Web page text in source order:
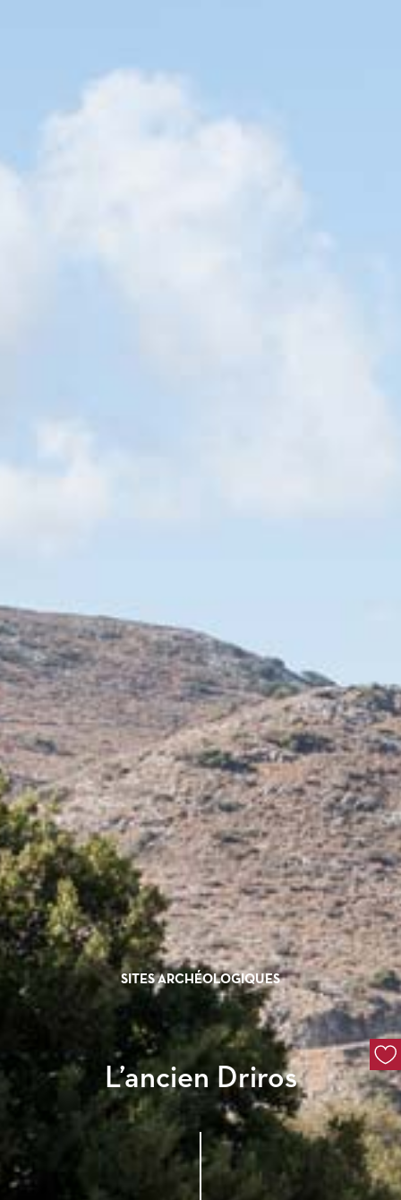
SITES ARCHÉOLOGIQUES
L’ancien Driros